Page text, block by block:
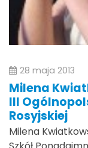
28 maja 2013
Milena
III
Rosyjskiej
Milena